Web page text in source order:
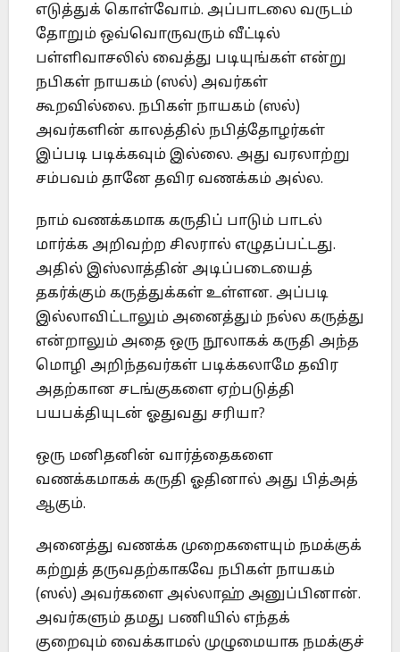
எடுத்துக் கொள்வோம். அப்பாடலை வருடம்
தோறும் ஒவ்வொருவரும் வீட்டில்
பள்ளிவாசலில் வைத்து படியுங்கள் என்று
நபிகள் நாயகம் (ஸல்) அவர்கள்
கூறவில்லை. நபிகள் நாயகம் (ஸல்)
அவர்களின் காலத்தில் நபித்தோழர்கள்
இப்படி படிக்கவும் இல்லை. அது வரலாற்று
சம்பவம் தானே தவிர வணக்கம் அல்ல.
நாம் வணக்கமாக கருதிப் பாடும் பாடல்
மார்க்க அறிவற்ற சிலரால் எழுதப்பட்டது.
அதில் இஸ்லாத்தின் அடிப்படையைத்
தகர்க்கும் கருத்துக்கள் உள்ளன. அப்படி
இல்லாவிட்டாலும் அனைத்தும் நல்ல கருத்து
என்றாலும் அதை ஒரு நூலாகக் கருதி அந்த
மொழி அறிந்தவர்கள் படிக்கலாமே தவிர
அதற்கான சடங்குகளை ஏற்படுத்தி
பயபக்தியுடன் ஓதுவது சரியா?
ஒரு மனிதனின் வார்த்தைகளை
வணக்கமாகக் கருதி ஓதினால் அது பித்அத்
ஆகும்.
அனைத்து வணக்க முறைகளையும் நமக்குக்
கற்றுத் தருவதற்காகவே நபிகள் நாயகம்
(ஸல்) அவர்களை அல்லாஹ் அனுப்பினான்.
அவர்களும் தமது பணியில் எந்தக்
குறைவும் வைக்காமல் முழுமையாக நமக்குச்